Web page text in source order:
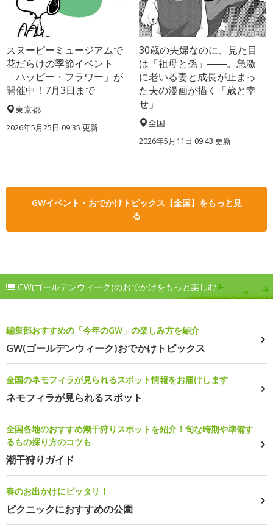
スヌーピーミュージアムで
花だらけの季節イベント
「ハッピー・フラワー」が
開催中！7月3日まで
東京都
2026年5月25日 09:35 更新
30歳の夫婦なのに、見た目
は「祖母と孫」――。急激
に老いる妻と成長が止まっ
た夫の漫画が描く「歳と幸
せ」
全国
2026年5月11日 09:43 更新
GWイベント・おでかけトピックス【全国】をもっと見
る
GW(ゴールデンウィーク)のおでかけをもっと楽しむ
編集部おすすめの「今年のGW」の楽しみ方を紹介
GW(ゴールデンウィーク)おでかけトピックス
全国のネモフィラが見られるスポット情報をお届けします
ネモフィラが見られるスポット
全国各地のおすすめ潮干狩りスポットを紹介！旬な時期や準備す
るもの採り方のコツも
潮干狩りガイド
春のお出かけにピッタリ！
ピクニックにおすすめの公園